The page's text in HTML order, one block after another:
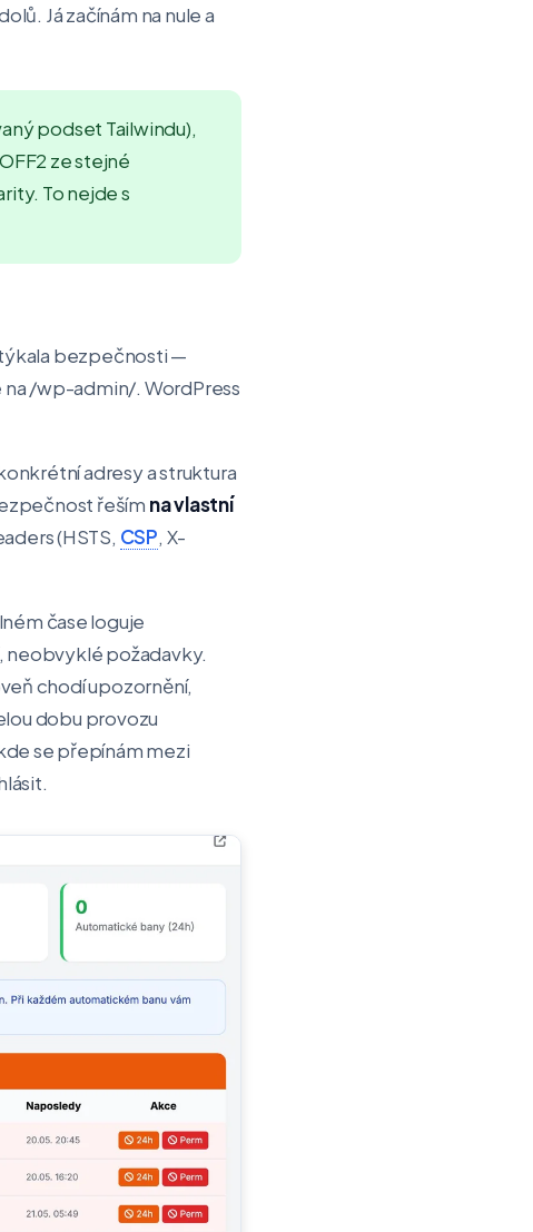
Já začínám na nule a
podset Tailwindu),
ze stejné
To nejde s
týkala bezpečnosti —
/wp-admin/. WordPress
adresy a struktura
řeším na vlastní
(HSTS, CSP, X-
čase loguje
neobvyklé požadavky.
chodí upozornění,
dobu provozu
se přepínám mezi